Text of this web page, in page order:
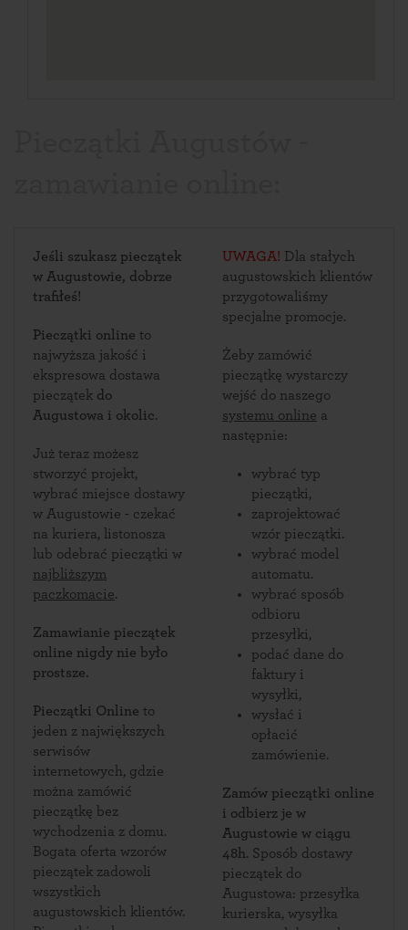
Jeśli szukasz pieczątek
w Augustowie, dobrze
trafiłeś!
Pieczątki online to
najwyższa jakość i
ekspresowa dostawa
pieczątek do
Augustowa i okolic.
Już teraz możesz
stworzyć projekt,
wybrać miejsce dostawy
w Augustowie - czekać
na kuriera, listonosza
lub odebrać pieczątki w
najbliższym
paczkomacie.
Zamawianie pieczątek
online nigdy nie było
prostsze.
Pieczątki Online to
jeden z największych
serwisów
internetowych, gdzie
można zamówić
pieczątkę bez
wychodzenia z domu.
Bogata oferta wzorów
pieczątek zadowoli
wszystkich
augustowskich klientów.
UWAGA! Dla stałych
augustowskich klientów
przygotowaliśmy
specjalne promocje.
Żeby zamówić
pieczątkę wystarczy
wejść do naszego
systemu online a
następnie:
wybrać typ
pieczątki,
zaprojektować
wzór pieczątki.
wybrać model
automatu.
wybrać sposób
odbioru
przesyłki,
podać dane do
faktury i
wysyłki,
wysłać i
opłacić
zamówienie.
Zamów pieczątki online
i odbierz je w
Augustowie w ciągu
48h. Sposób dostawy
pieczątek do
Augustowa: przesyłka
kurierska, wysyłka